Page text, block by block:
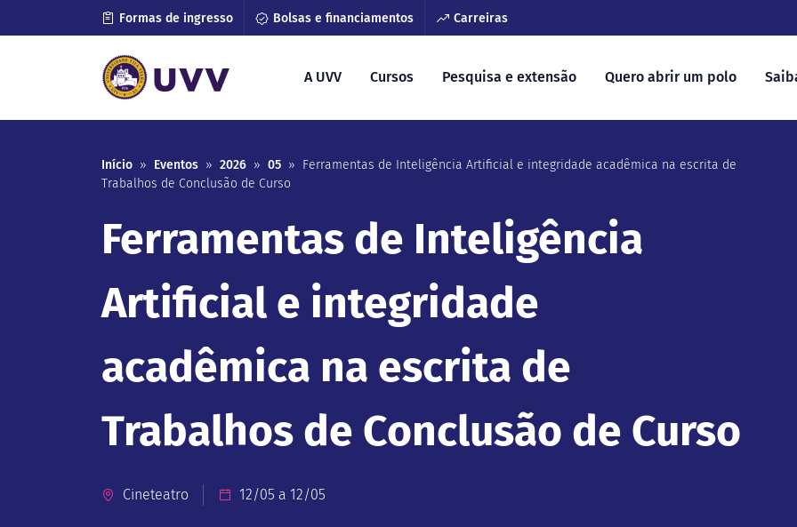
Formas de ingresso Bolsas e financiamentos Carreiras
A UVV Cursos Pesquisa e extensão Quero abrir um polo
Início » Eventos » 2026 » 05 » Ferramentas de Inteligência Artificial e integridade acadêmica na escrita de
Trabalhos de Conclusão de Curso
Ferramentas de Inteligência
Artificial e integridade
acadêmica na escrita de
Trabalhos de Conclusão de Curso
Cineteatro 12/05 a 12/05